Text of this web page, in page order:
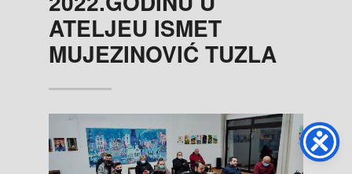
ATELJEU ISMET
MUJEZINOVIĆ TUZLA